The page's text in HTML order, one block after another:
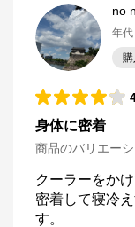
no
年代
身体に密着
商品のバリエー
クーラーをか
密着して寝冷
す。